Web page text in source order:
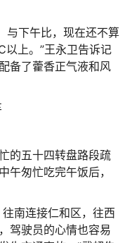
与下午比，现在还不算
上。”王永卫告诉记
备了藿香正气液和风
的五十四转盘路段疏
午匆忙吃完午饭后，
南连接仁和区，往西
驾驶员的心情也容易